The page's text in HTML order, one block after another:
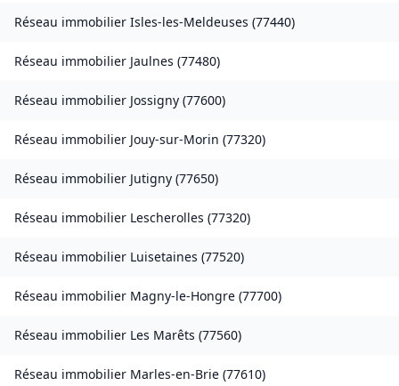
Réseau immobilier Isles-les-Meldeuses (77440)
Réseau immobilier Jaulnes (77480)
Réseau immobilier Jossigny (77600)
Réseau immobilier Jouy-sur-Morin (77320)
Réseau immobilier Jutigny (77650)
Réseau immobilier Lescherolles (77320)
Réseau immobilier Luisetaines (77520)
Réseau immobilier Magny-le-Hongre (77700)
Réseau immobilier Les Marêts (77560)
Réseau immobilier Marles-en-Brie (77610)